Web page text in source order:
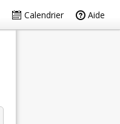
Calendrier Aide